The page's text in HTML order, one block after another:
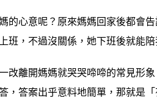
心意呢？原來媽媽回家後都會告
班，不過沒關係，她下班後就能
離開媽媽就哭哭啼啼的常見形象
，答案出乎意料地簡單，那就是「